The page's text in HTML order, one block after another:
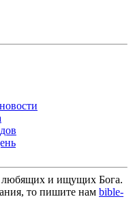
любящих и ищущих Бога.
то пишите нам bible-